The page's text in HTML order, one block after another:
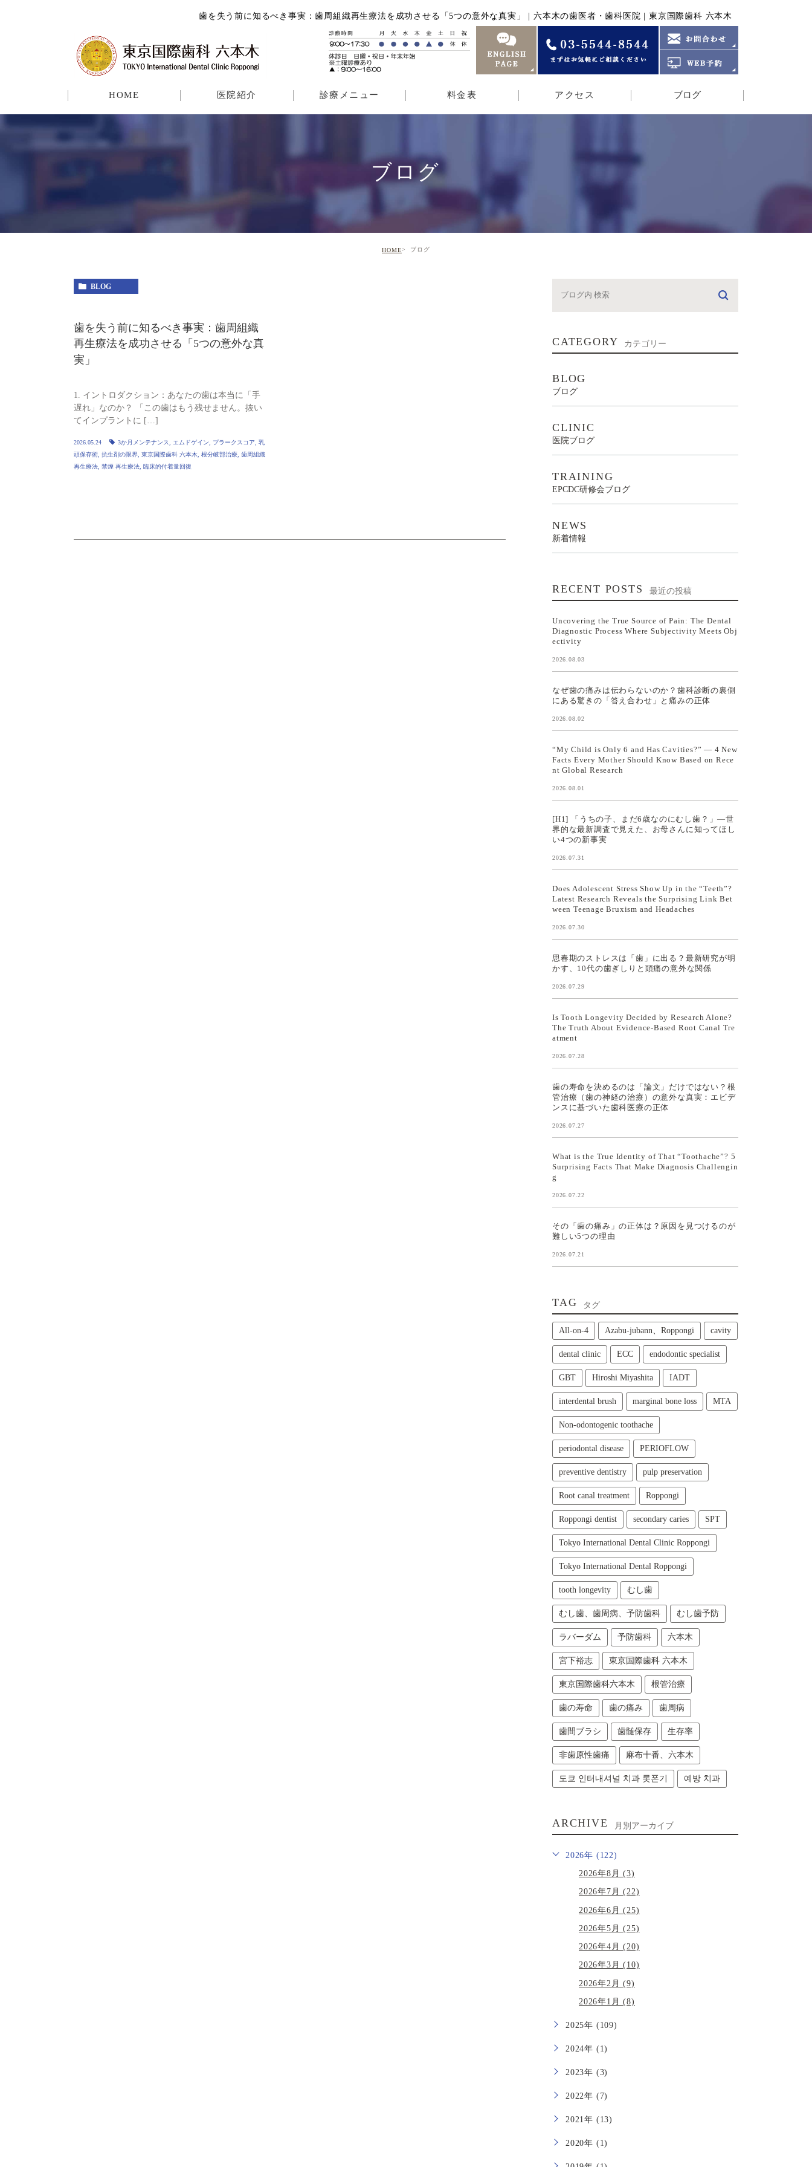
歯を失う前に知るべき事実：歯周組織再生療法を成功させる「5つの意外な真実」 | 六本木の歯医者・歯科医院 | 東京国際歯科 六本木
HOME 医院紹介 診療メニュー 料金表 アクセス ブログ
ブログ
HOME ブログ
BLOG
歯を失う前に知るべき事実：歯周組織
再生療法を成功させる「5つの意外な真
実」
1. イントロダクション：あなたの歯は本当に「手
遅れ」なのか？ 「この歯はもう残せません。抜い
てインプラントに […]
2026.05.24 3か月メンテナンス エムドゲイン プラークスコア
乳
頭保存術 抗生剤の限界 東京国際歯科 六本木 根分岐部治療 歯周組織
再生療法 禁煙 再生療法 臨床的付着量回復
CATEGORY カテゴリー
BLOG
ブログ
CLINIC
医院ブログ
TRAINING
EPCDC研修会ブログ
NEWS
新着情報
RECENT POSTS 最近の投稿
Uncovering the True Source of Pain: The Dental
Diagnostic Process Where Subjectivity Meets Obj
ectivity
2026.08.03
なぜ歯の痛みは伝わらないのか？歯科診断の裏側
にある驚きの「答え合わせ」と痛みの正体
2026.08.02
“My Child is Only 6 and Has Cavities?” — 4 New
Facts Every Mother Should Know Based on Rece
nt Global Research
2026.08.01
[H1] 「うちの子、まだ6歳なのにむし歯？」—世
界的な最新調査で見えた、お母さんに知ってほし
い4つの新事実
2026.07.31
Does Adolescent Stress Show Up in the “Teeth”?
Latest Research Reveals the Surprising Link Bet
ween Teenage Bruxism and Headaches
2026.07.30
思春期のストレスは「歯」に出る？最新研究が明
かす、10代の歯ぎしりと頭痛の意外な関係
2026.07.29
Is Tooth Longevity Decided by Research Alone?
The Truth About Evidence-Based Root Canal Tre
atment
2026.07.28
歯の寿命を決めるのは「論文」だけではない？根
管治療（歯の神経の治療）の意外な真実：エビデ
ンスに基づいた歯科医療の正体
2026.07.27
What is the True Identity of That “Toothache”? 5
Surprising Facts That Make Diagnosis Challengin
g
2026.07.22
その「歯の痛み」の正体は？原因を見つけるのが
難しい5つの理由
2026.07.21
TAG タグ
All‑on‑4 Azabu-jubann、Roppongi cavity
dental clinic ECC endodontic specialist
GBT Hiroshi Miyashita IADT
interdental brush marginal bone loss MTA
Non-odontogenic toothache
periodontal disease PERIOFLOW
preventive dentistry pulp preservation
Root canal treatment Roppongi
Roppongi dentist secondary caries SPT
Tokyo International Dental Clinic Roppongi
Tokyo International Dental Roppongi
tooth longevity むし歯
むし歯、歯周病、予防歯科 むし歯予防
ラバーダム 予防歯科 六本木
宮下裕志 東京国際歯科 六本木
東京国際歯科六本木 根管治療
歯の寿命 歯の痛み 歯周病
歯間ブラシ 歯髄保存 生存率
非歯原性歯痛 麻布十番、六本木
도쿄 인터내셔널 치과 롯폰기 예방 치과
ARCHIVE 月別アーカイブ
2026年 (122)
2026年8月 (3)
2026年7月 (22)
2026年6月 (25)
2026年5月 (25)
2026年4月 (20)
2026年3月 (10)
2026年2月 (9)
2026年1月 (8)
2025年 (109)
2024年 (1)
2023年 (3)
2022年 (7)
2021年 (13)
2020年 (1)